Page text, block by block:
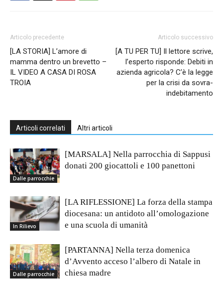
Articolo precedente
[LA STORIA] L’amore di
mamma dentro un brevetto –
IL VIDEO A CASA DI ROSA
TROIA
Articolo successivo
[A TU PER TU] Il lettore scrive,
l’esperto risponde: Debiti in
azienda agricola? C’è la legge
per la crisi da sovra-
indebitamento
Articoli correlati Altri articoli
Dalle parrocchie
[MARSALA] Nella parrocchia di Sappusi
donati 200 giocattoli e 100 panettoni
In Rilievo
[LA RIFLESSIONE] La forza della stampa
diocesana: un antidoto all’omologazione
e una scuola di umanità
Dalle parrocchie
[PARTANNA] Nella terza domenica
d’Avvento acceso l’albero di Natale in
chiesa madre